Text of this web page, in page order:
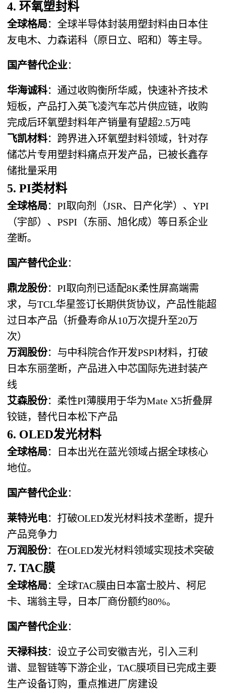
4. 环氧塑封料
全球格局：全球半导体封装用塑封料由日本住
友电木、力森诺科（原日立、昭和）等主导。
国产替代企业：
华海诚科：通过收购衡所华威，快速补齐技术
短板，产品打入英飞凌汽车芯片供应链，收购
完成后环氧塑封料年产销量有望超2.5万吨
飞凯材料：跨界进入环氧塑封料领域，针对存
储芯片专用塑封料痛点开发产品，已被长鑫存
储批量采用
5. PI类材料
全球格局：PI取向剂（JSR、日产化学）、YPI
（宇部）、PSPI（东丽、旭化成）等日系企业
垄断。
国产替代企业：
鼎龙股份：PI取向剂已适配8K柔性屏高端需
求，与TCL华星签订长期供货协议，产品性能超
过日本产品（折叠寿命从10万次提升至20万
次）
万润股份：与中科院合作开发PSPI材料，打破
日本东丽垄断，产品进入中芯国际先进封装产
线
艾森股份：柔性PI薄膜用于华为Mate X5折叠屏
铰链，替代日本松下产品
6. OLED发光材料
全球格局：日本出光在蓝光领域占据全球核心
地位。
国产替代企业：
莱特光电：打破OLED发光材料技术垄断，提升
产品竞争力
万润股份：在OLED发光材料领域实现技术突破
7. TAC膜
全球格局：全球TAC膜由日本富士胶片、柯尼
卡、瑞翁主导，日本厂商份额约80%。
国产替代企业：
天禄科技：设立子公司安徽吉光，引入三利
谱、显智链等下游企业，TAC膜项目已完成主要
生产设备订购，重点推进厂房建设